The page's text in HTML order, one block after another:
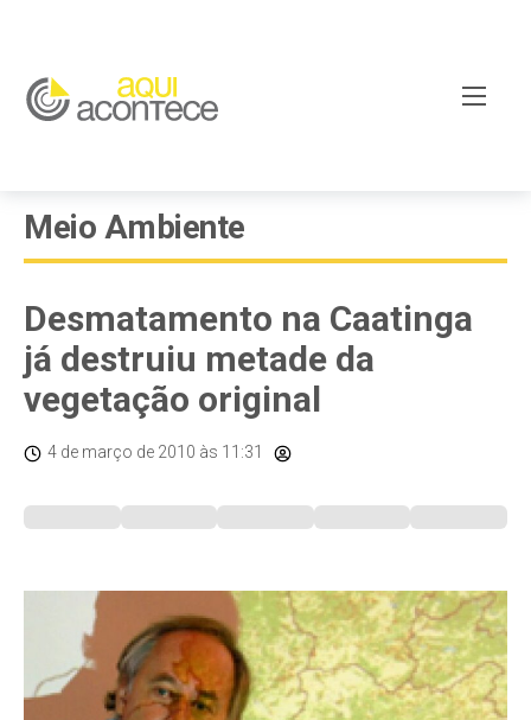
Meio Ambiente
Desmatamento na Caatinga
já destruiu metade da
vegetação original
4 de março de 2010 às 11:31